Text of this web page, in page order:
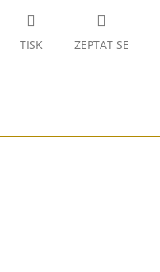
TISK ZEPTAT SE